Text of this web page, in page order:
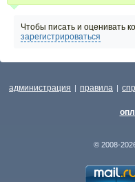
Чтобы писать и оценивать
зарегистрироваться
администрация | правила |
© 2008-